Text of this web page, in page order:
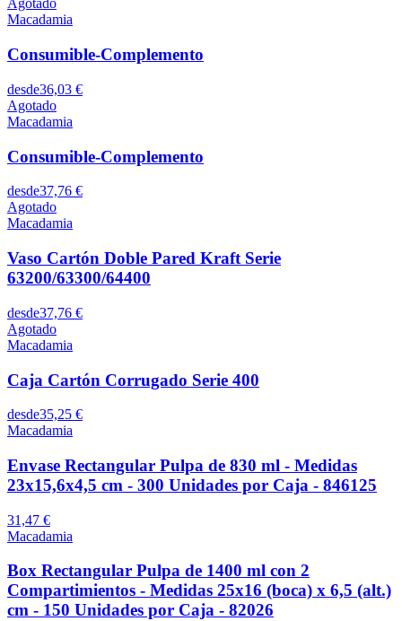
Agotado
Macadamia
Consumible-Complemento
desde36,03 €
Agotado
Macadamia
Consumible-Complemento
desde37,76 €
Agotado
Macadamia
Vaso Cartón Doble Pared Kraft Serie
63200/63300/64400
desde37,76 €
Agotado
Macadamia
Caja Cartón Corrugado Serie 400
desde35,25 €
Macadamia
Envase Rectangular Pulpa de 830 ml - Medidas
23x15,6x4,5 cm - 300 Unidades por Caja - 846125
31,47 €
Macadamia
Box Rectangular Pulpa de 1400 ml con 2
Compartimientos - Medidas 25x16 (boca) x 6,5 (alt.)
cm - 150 Unidades por Caja - 82026